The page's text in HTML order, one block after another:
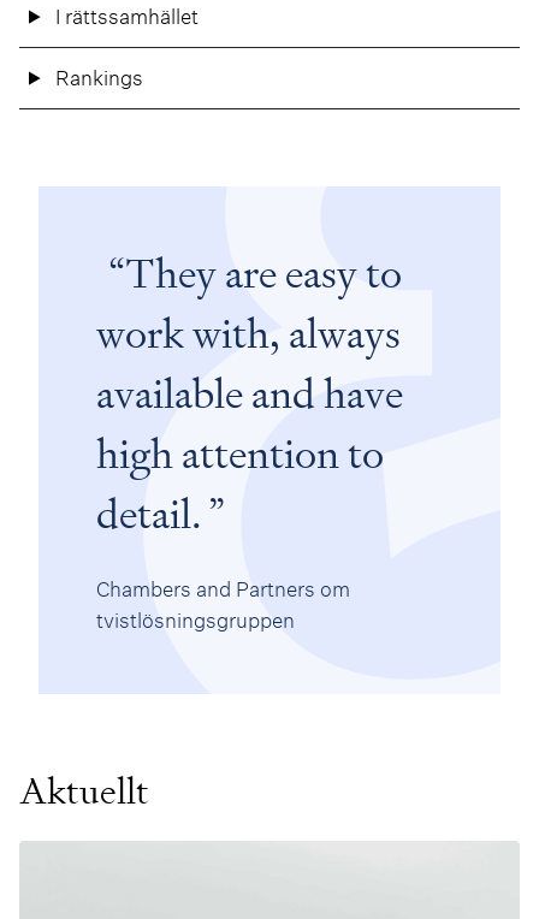
I rättssamhället
Rankings
They are easy to
work with, always
available and have
high attention to
detail.
Chambers and Partners om
tvistlösningsgruppen
Aktuellt